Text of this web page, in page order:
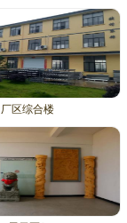
厂区综合楼